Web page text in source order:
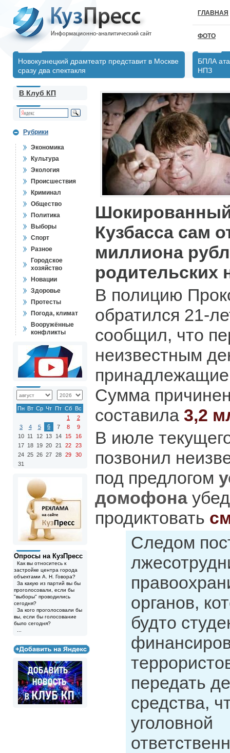
ГЛАВНАЯ
ФОТО
Новокузнецкий драмтеатр представит в Москве
сразу два спектакля
БПЛА
НПЗ
В Клуб КП
Рубрики
Экономика
Культура
Экология
Происшествия
Криминал
Общество
Политика
Выборы
Спорт
Разное
Городское
хозяйство
Новации
Здоровье
Протесты
Погода, климат
Вооружённые
конфликты
Пн Вт Ср Чт Пт Сб Вс
1
2
3
4 5 6 7 8
9
10 11 12 13 14 15
16
17 18 19 20 21 22
23
24 25 26 27 28 29
30
31
Опросы на КузПресс
Как вы относитесь к
застройке центра города
объектами А. Н. Говора?
За какую из партий вы бы
проголосовали, если бы
"выборы" проводились
сегодня?
За кого проголосовали бы
вы, если бы голосование
было сегодня?
Шокированный
Кузбасса сам
миллиона
родительских
В полицию
обратился 21-
сообщил, что
неизвестным
принадлежащие
Сумма
составила 3,2
В июле
позвонил
под предлогом
домофона
продиктовать
Следом
органов,
будто
передать
средства,
уголовной